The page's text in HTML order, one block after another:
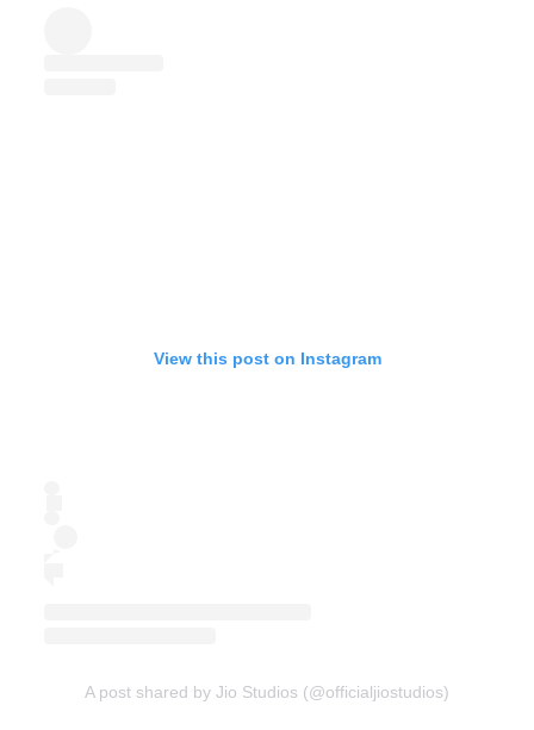
View this post on Instagram
A post shared by Jio Studios (@officialjiostudios)